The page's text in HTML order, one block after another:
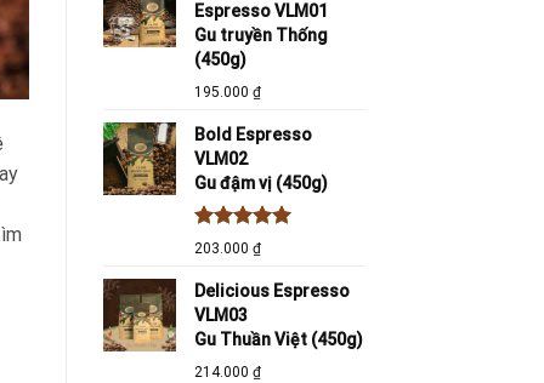
Espresso VLM01
Gu truyền Thống
(450g)
195.000 ₫
Bold Espresso
VLM02
Gu đậm vị (450g)
Được xếp
5 sao
203.000 ₫
Delicious Espresso
VLM03
Gu Thuần Việt (450g)
214.000 ₫